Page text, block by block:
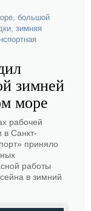
, большой
, зимняя
зимней
море
рабочей
в Санкт-
приняло
работы
в зимний